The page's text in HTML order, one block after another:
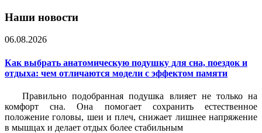
Наши новости
06.08.2026
Как выбрать анатомическую подушку для сна, поездок и
отдыха: чем отличаются модели с эффектом памяти
Правильно подобранная подушка влияет не только на
комфорт сна. Она помогает сохранить естественное
положение головы, шеи и плеч, снижает лишнее напряжение
в мышцах и делает отдых более стабильным